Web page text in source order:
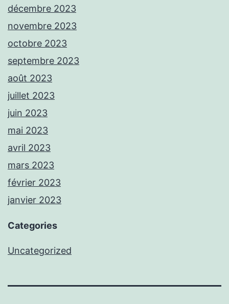
décembre 2023
novembre 2023
octobre 2023
septembre 2023
août 2023
juillet 2023
juin 2023
mai 2023
avril 2023
mars 2023
février 2023
janvier 2023
Categories
Uncategorized